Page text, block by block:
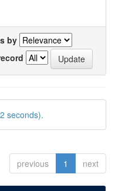
by
seconds).
previous 1 next